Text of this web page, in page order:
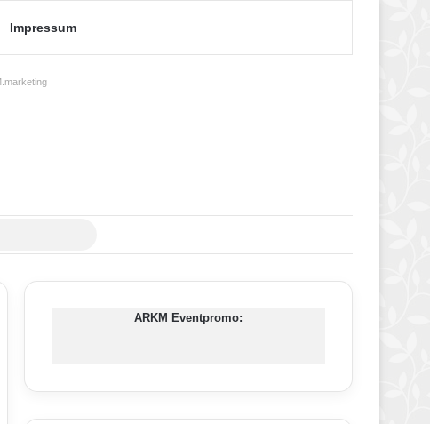
Impressum
ARKM Eventpromo: